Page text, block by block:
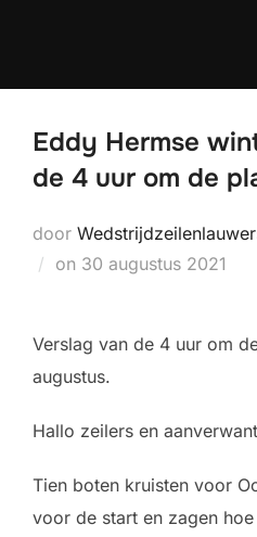
Eddy Hermse
de 4 uur om de
door
on Geplaatst
30 augustus 2021
Verslag van de 4 uur om
augustus.
Hallo zeilers en
Tien boten kruisten voor
voor de start en zagen